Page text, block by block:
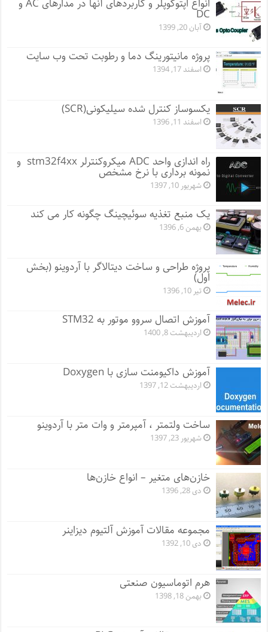
انواع اپتوکوپلر و کاربردهای آنها در مدارهای AC و
DC
آبان 20, 1399
پروژه مانيتورينگ دما و رطوبت تحت وب سایت
اسفند 17, 1394
یکسوساز کنترل شده سیلیکونی(SCR)
اسفند 11, 1396
راه اندازی واحد ADC میکروکنترلر stm32f4xx و
نمونه برداری با نرخ مشخص
شهریور 10, 1397
یک منبع تغذیه سوئیچینگ چگونه کار می کند
بهمن 6, 1396
پروژه طراحی و ساخت دیتالاگر با آردوینو (بخش
اول)
تیر 10, 1396
آموزش اتصال سروو موتور به STM32
اردیبهشت 8, 1400
آموزش داکیومنت سازی با Doxygen
اردیبهشت 12, 1397
ساخت ولتمتر ، آمپرمتر و وات متر با آردوینو
شهریور 23, 1397
خازن‌های متغیر – انواع خازن‌ها
دی 28, 1396
مجموعه مقالات آموزش آلتیوم دیزاینر
دی 10, 1392
هرم اتوماسیون صنعتی
بهمن 18, 1398